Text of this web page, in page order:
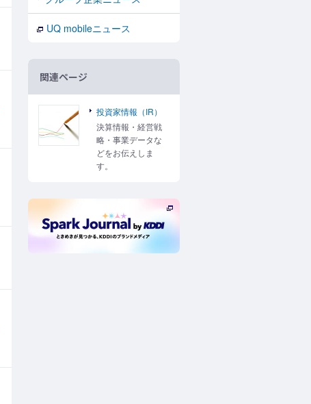
UQ mobileニュース
関連ページ
投資家情報（IR）
決算情報・経営戦
略・事業データな
どをお伝えしま
す。